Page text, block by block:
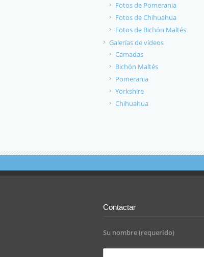
Fotos de Pomerania
Fotos de Chihuahua
Fotos de Bichón Maltés
Galerías de vídeos
Camadas
Bichón Maltés
Pomerania
Yorkshire
Chihuahua
Contactar
Su nombre (requerido)